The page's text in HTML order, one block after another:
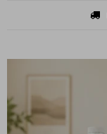
Tipo
Estado